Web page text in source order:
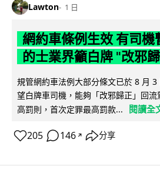
Lawton 1 日
網約車條例生效 有司機
的士業界籲白牌 "改邪
規管網約車法例大部分條文已於 8 月
望白牌車司機，能夠「改邪歸正」回
高罰則，首次定罪最高罰款...
閱讀全
205 146 ↗ 分享